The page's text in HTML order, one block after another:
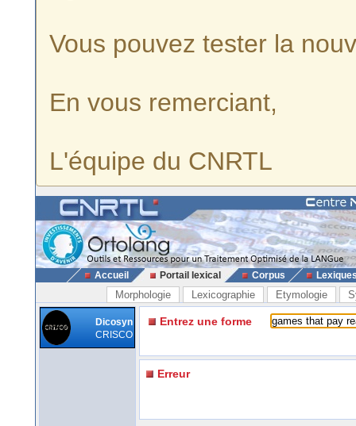
Vous pouvez tester la
En vous remerciant,
L'équipe du CNRTL
Accueil Portail lexical Corpus
Morphologie Lexicographie Etymologie
Dicosyn
CRISCO
Entrez une forme
Erreur